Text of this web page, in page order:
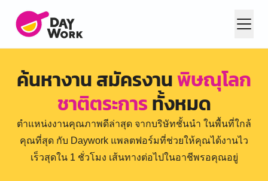
ค้นหางาน สมัครงานพิษณุโลก
ชาติตระการทั้งหมด
ตำแหน่งงานคุณภาพดีล่าสุด จากบริษัทชั้นนำ ในพื้นที่ใกล้
คุณที่สุด กับ Daywork แพลตฟอร์มที่ช่วยให้คุณได้งานไว
เร็วสุดใน 1 ชั่วโมง เส้นทางต่อไปในอาชีพรอคุณอยู่